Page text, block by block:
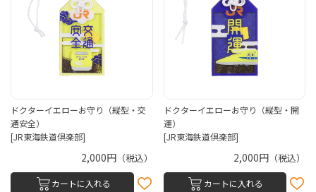
ドクターイエローお守り（縦型・交
通安全）
[JR東海鉄道倶楽部]
2,000円（税込）
カートに入れる
ドクターイエローお守り（縦型・開
運）
[JR東海鉄道倶楽部]
2,000円 （税込）
カートに入れる